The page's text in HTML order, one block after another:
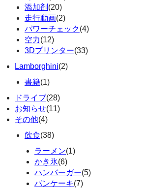
添加剤 (20)
走行動画(2)
パワーチェック(4)
空力(12)
3Dプリンター(33)
Lamborghini(2)
書籍(1)
ドライブ(28)
お知らせ(11)
その他(4)
飲食(38)
ラーメン(1)
かき氷(6)
ハンバーガー(5)
パンケーキ(7)